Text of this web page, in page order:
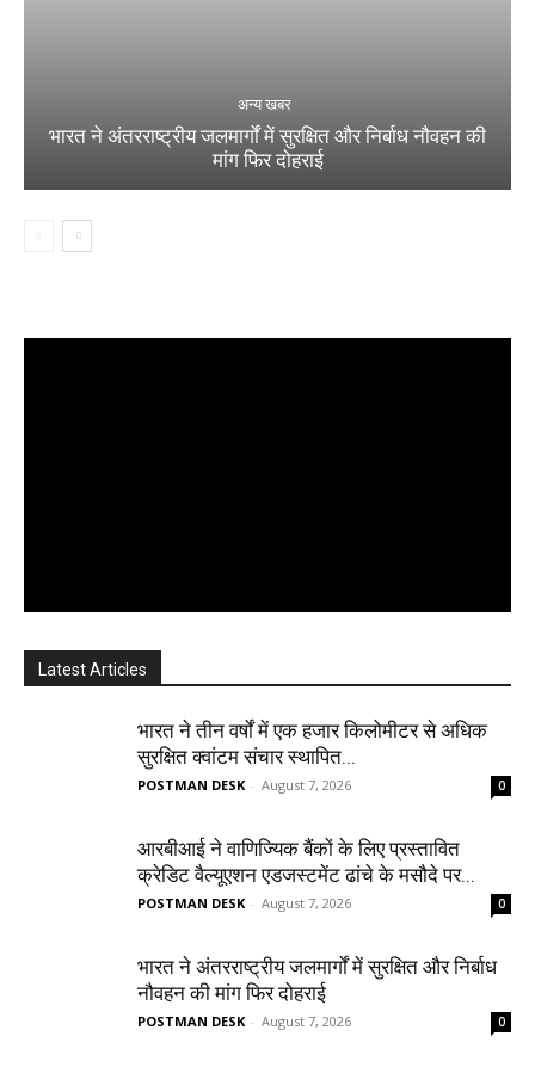
अन्य खबर
भारत ने अंतरराष्ट्रीय जलमार्गों में सुरक्षित और निर्बाध नौवहन की
मांग फिर दोहराई
Latest Articles
भारत ने तीन वर्षों में एक हजार किलोमीटर से अधिक
सुरक्षित क्वांटम संचार स्थापित...
POSTMAN DESK - August 7, 2026 0
आरबीआई ने वाणिज्यिक बैंकों के लिए प्रस्तावित
क्रेडिट वैल्यूएशन एडजस्टमेंट ढांचे के मसौदे पर...
POSTMAN DESK - August 7, 2026 0
भारत ने अंतरराष्ट्रीय जलमार्गों में सुरक्षित और निर्बाध
नौवहन की मांग फिर दोहराई
POSTMAN DESK - August 7, 2026 0